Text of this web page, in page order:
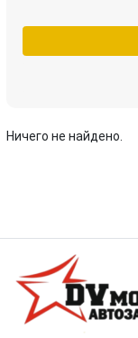
сигнал
стартер
Ничего не найдено.